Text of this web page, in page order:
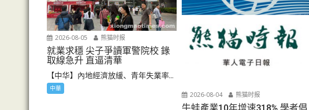
2026-08-05 熊猫时报
就業求穩 尖子爭讀軍警院校 錄
取線急升 直逼清華
【中华】內地經濟放緩、青年失業率...
中華
2026-08-04 熊猫时报
牛蛙產業10年增速318% 學者倡